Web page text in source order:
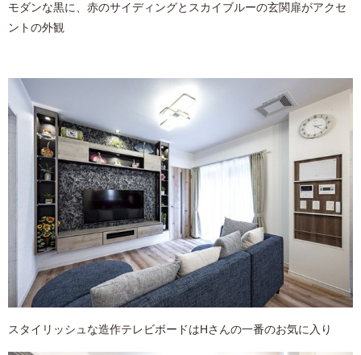
モダンな黒に、赤のサイディングとスカイブルーの玄関扉がアクセ
ントの外観
スタイリッシュな造作テレビボードはHさんの一番のお気に入り